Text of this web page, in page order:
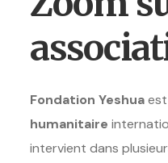
Fondation Yeshua
humanitaire
intervient dans